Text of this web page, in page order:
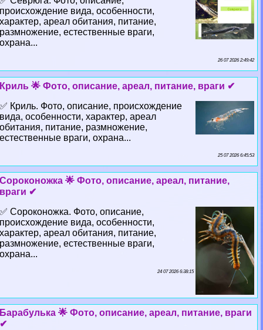
происхождение вида, особенности,
хаpaктер, ареал обитания, питание,
размножение, естественные враги,
охрана...
26 07 2026 2:49:42
Криль 🌟 Фото, описание, ареал, питание, враги ✔
✅ Криль. Фото, описание, происхождение
вида, особенности, хаpaктер, ареал
обитания, питание, размножение,
естественные враги, охрана...
25 07 2026 6:45:53
Сороконожка 🌟 Фото, описание, ареал, питание,
враги ✔
✅ Сороконожка. Фото, описание,
происхождение вида, особенности,
хаpaктер, ареал обитания, питание,
размножение, естественные враги,
охрана...
24 07 2026 6:38:15
Баpaбулька 🌟 Фото, описание, ареал, питание, враги
✔